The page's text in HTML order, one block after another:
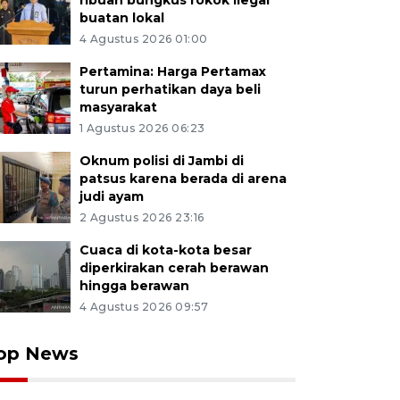
buatan lokal
4 Agustus 2026 01:00
Pertamina: Harga Pertamax
turun perhatikan daya beli
masyarakat
1 Agustus 2026 06:23
Oknum polisi di Jambi di
patsus karena berada di arena
judi ayam
2 Agustus 2026 23:16
Cuaca di kota-kota besar
diperkirakan cerah berawan
hingga berawan
4 Agustus 2026 09:57
News